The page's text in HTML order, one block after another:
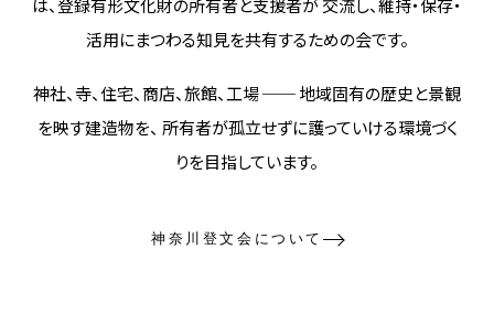
は、登録有形文化財の所有者と支援者が 交流し、維持・保存・
活用にまつわる知見を共有するための会です。
神社、寺、住宅、商店、旅館、工場 ── 地域固有の歴史と景観
を映す建造物を、 所有者が孤立せずに護っていける環境づく
りを目指しています。
神奈川登文会について